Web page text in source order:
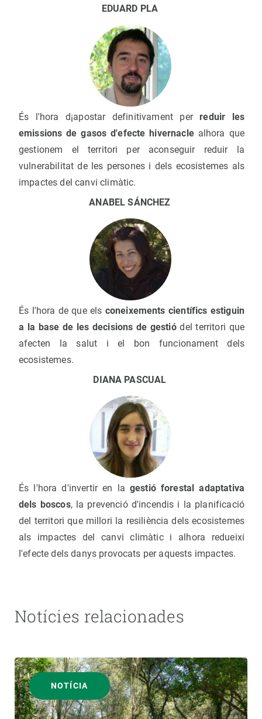
EDUARD PLA
És l'hora d¡apostar definitivament perreduir les
emissions de gasos d'efecte hivernaclealhora que
gestionem el territori per aconseguir reduir la
vulnerabilitat de les persones i dels ecosistemes als
impactes del canvi climàtic.
ANABEL SÁNCHEZ
És l'hora de que els coneixements científics estiguin
a la base de les decisions de gestiódel territori que
afecten la salut i el bon funcionament dels
ecosistemes.
DIANA PASCUAL
És l'hora d'invertir en la gestió forestal adaptativa
dels boscos, la prevenció d'incendis i la planificació
del territori que millori la resiliència dels ecosistemes
als impactes del canvi climàtic i alhora redueixi
l'efecte dels danys provocats per aquests impactes.
Notícies relacionades
NOTÍCIA